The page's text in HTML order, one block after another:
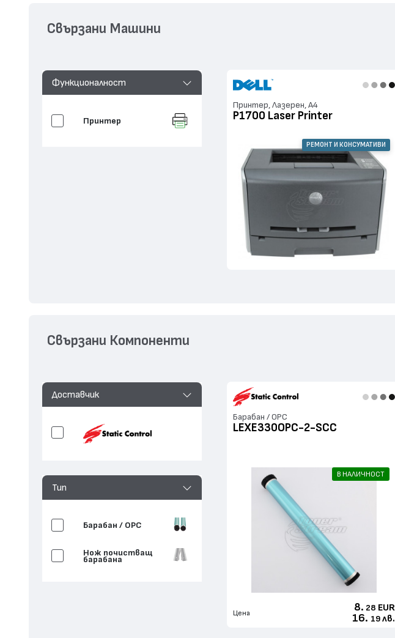
Функционалност
Принтер
Принтер, Лазерен, А4
P1700 Laser Printer
РЕМОНТ И КОНСУМАТИВИ
Свързани Машини
Доставчик
Тип
Барабан / OPC
Нож почистващ
барабана
Барабан / OPC
LEXE330OPC-2-SCC
В НАЛИЧНОСТ
Цена 8. 28 EUR
16. 19 лв.
Свързани Компоненти